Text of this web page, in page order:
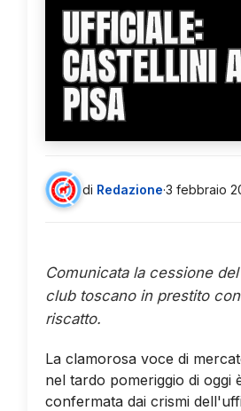
UFFICIALE:
CASTELLINI
PISA
di Redazione·3 febbraio
Comunicata la cessione
club toscano in prestito
riscatto.
La clamorosa voce di
nel tardo pomeriggio di oggi
confermata dai crismi